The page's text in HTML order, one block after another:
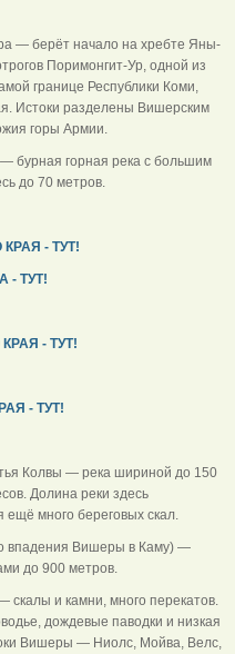
— берёт начало на хребте Яны-
Поримонгит-Ур, одной из
границе Республики Коми,
Истоки разделены Вишерским
горы Армии.
бурная горная река с большим
до 70 метров.
- ТУТ!
- ТУТ!
- ТУТ!
- ТУТ!
Колвы — река шириной до 150
Долина реки здесь
ещё много береговых скал.
впадения Вишеры в Каму) —
до 900 метров.
скалы и камни, много перекатов.
дождевые паводки и низкая
Вишеры — Ниолс, Мойва, Велс,